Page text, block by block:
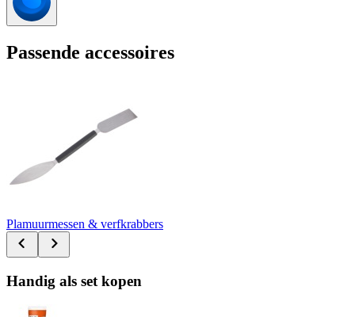
Passende accessoires
Plamuurmessen & verfkrabbers
Handig als set kopen